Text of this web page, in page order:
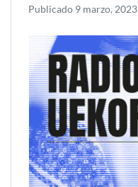
Publicado 9 marzo, 2023